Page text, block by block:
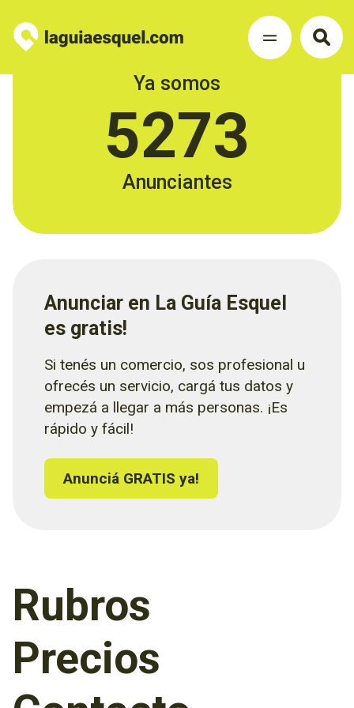
Ya somos
5273
Anunciantes
Anunciar en La Guía Esquel
es gratis!
Si tenés un comercio, sos profesional u
ofrecés un servicio, cargá tus datos y
empezá a llegar a más personas. ¡Es
rápido y fácil!
Anunciá GRATIS ya!
Rubros
Precios